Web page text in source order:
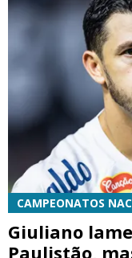
CAMPEONATOS
Giuliano
Paulistão,